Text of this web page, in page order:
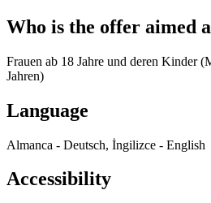
Who is the offer aimed
Frauen ab 18 Jahre und deren Kinder
Jahren)
Language
Almanca - Deutsch, İngilizce - English
Accessibility